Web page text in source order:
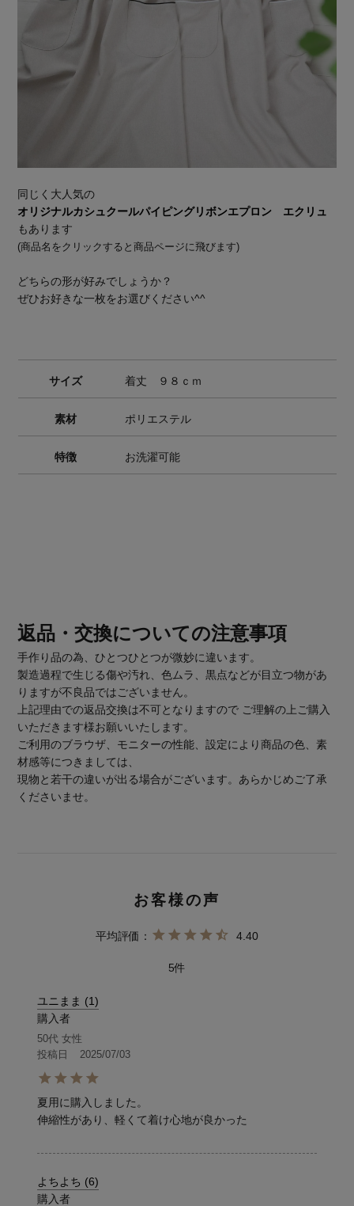
同じく大人気の
オリジナルカシュクールパイピングリボンエプロン エクリュ
もあります
(商品名をクリックすると商品ページに飛びます)
どちらの形が好みでしょうか？
ぜひお好きな一枚をお選びください^^
サイズ 着丈 ９８ｃｍ
素材 ポリエステル
特徴 お洗濯可能
返品・交換についての注意事項
手作り品の為、ひとつひとつが微妙に違います。
製造過程で生じる傷や汚れ、色ムラ、黒点などが目立つ物があ
りますが不良品ではございません。
上記理由での返品交換は不可となりますので ご理解の上ご購入
いただきます様お願いいたします。
ご利用のブラウザ、モニターの性能、設定により商品の色、素
材感等につきましては、
現物と若干の違いが出る場合がございます。あらかじめご了承
くださいませ。
4.40
5
ユニまま
1
購入者
50代 女性
投稿日
2025/07/03
夏用に購入しました。
伸縮性があり、軽くて着け心地が良かった
よちよち
6
購入者